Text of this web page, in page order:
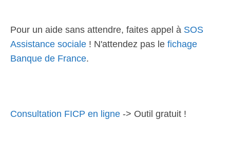
Pour un aide sans attendre, faites appel à SOS
Assistance sociale ! N'attendez pas le fichage
Banque de France.
Consultation FICP en ligne -> Outil gratuit !